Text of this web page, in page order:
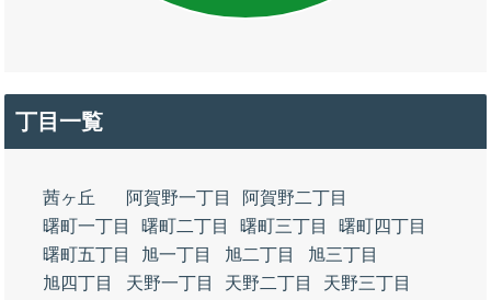
丁目一覧
茜ヶ丘 阿賀野一丁目
阿賀野二丁目
曙町一丁目
曙町二丁目 曙町三丁目
曙町四丁目
曙町五丁目
旭一丁目 旭二丁目
旭三丁目
旭四丁目
天野一丁目 天野二丁目
天野三丁目